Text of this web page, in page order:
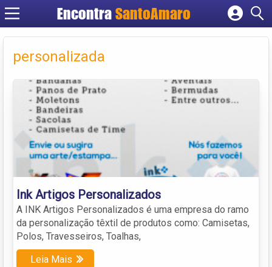
Encontra SantoAmaro
Cadastrar empresa
personalizada
Ink Artigos Personalizados
A INK Artigos Personalizados é uma empresa do ramo
da personalização têxtil de produtos como: Camisetas,
Polos, Travesseiros, Toalhas,
Leia Mais